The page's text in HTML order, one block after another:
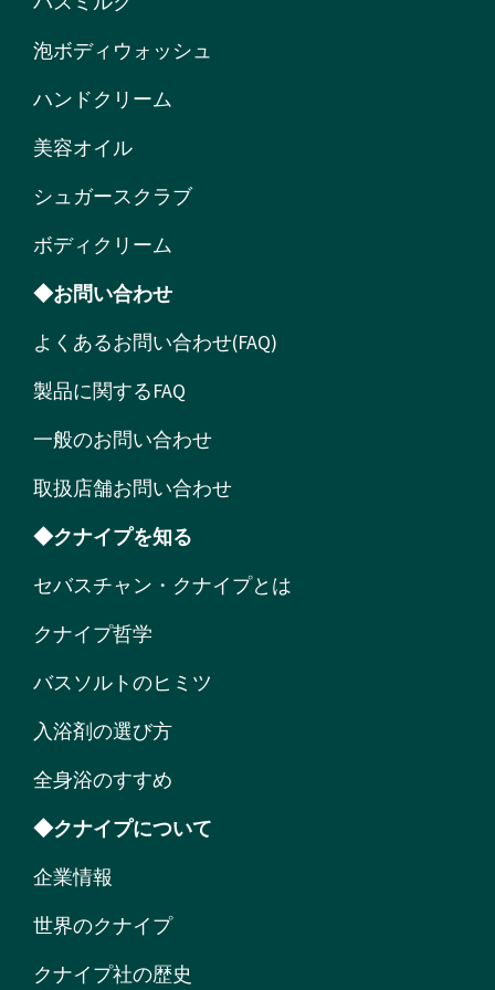
泡ボディウォッシュ
ハンドクリーム
美容オイル
シュガースクラブ
ボディクリーム
◆お問い合わせ
よくあるお問い合わせ(FAQ)
製品に関するFAQ
一般のお問い合わせ
取扱店舗お問い合わせ
◆クナイプを知る
セバスチャン・クナイプとは
クナイプ哲学
バスソルトのヒミツ
入浴剤の選び方
全身浴のすすめ
◆クナイプについて
企業情報
世界のクナイプ
クナイプ社の歴史